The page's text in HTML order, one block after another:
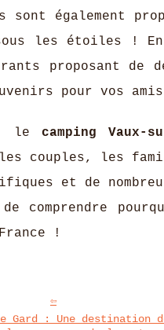
sont également
les étoiles !
proposant de
pour vos
le camping Vaux-
couples, les
et de
comprendre
!
Gard : Une destination